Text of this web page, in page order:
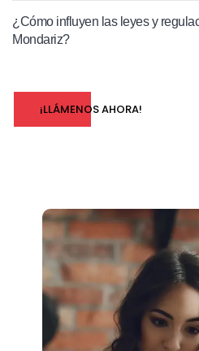
¿Cómo influyen las leyes y
Mondariz?
¡LLÁMENOS AHORA!